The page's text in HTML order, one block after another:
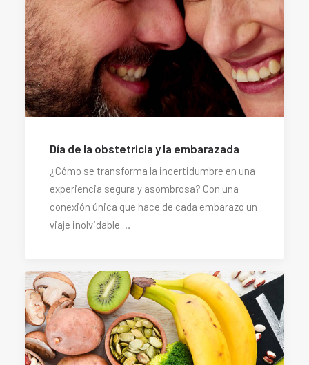
Día de la obstetricia y la embarazada
¿Cómo se transforma la incertidumbre en una
experiencia segura y asombrosa? Con una
conexión única que hace de cada embarazo un
viaje inolvidable.…